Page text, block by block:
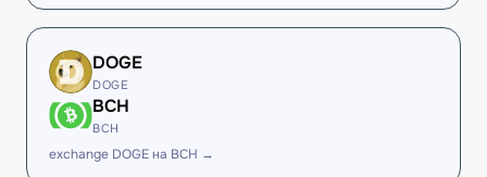
DOGE
DOGE
BCH
BCH
exchange DOGE на BCH →